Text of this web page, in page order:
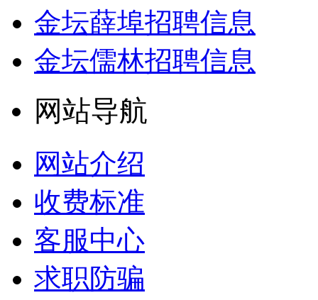
金坛薛埠招聘信息
金坛儒林招聘信息
网站导航
网站介绍
收费标准
客服中心
求职防骗